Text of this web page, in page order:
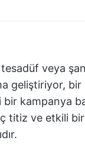
veya
geliştiriyor, bir
kampanya
titiz ve etkili